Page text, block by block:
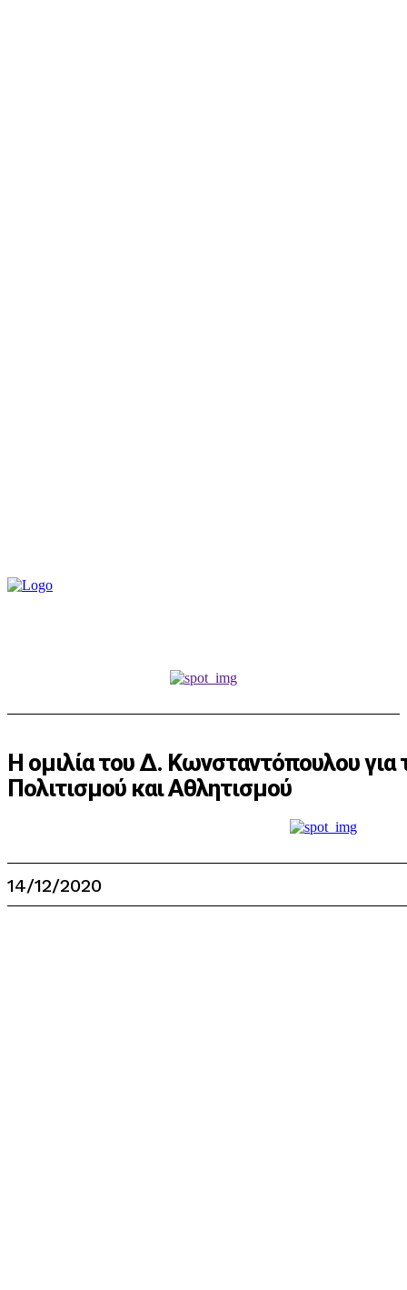
Η ομιλία του Δ. Κωνσταντόπουλου για
Πολιτισμού και Αθλητισμού
14/12/2020